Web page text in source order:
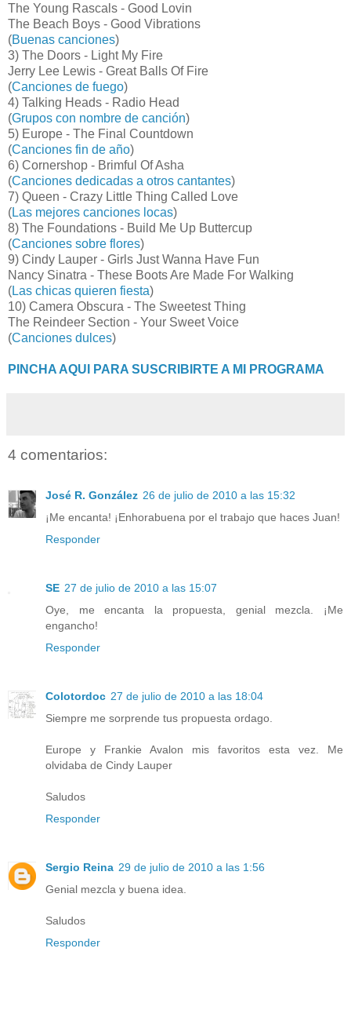
The Young Rascals - Good Lovin
The Beach Boys - Good Vibrations
(Buenas canciones)
3) The Doors - Light My Fire
Jerry Lee Lewis - Great Balls Of Fire
(Canciones de fuego)
4) Talking Heads - Radio Head
(Grupos con nombre de canción)
5) Europe - The Final Countdown
(Canciones fin de año)
6) Cornershop - Brimful Of Asha
(Canciones dedicadas a otros cantantes)
7) Queen - Crazy Little Thing Called Love
(Las mejores canciones locas)
8) The Foundations - Build Me Up Buttercup
(Canciones sobre flores)
9) Cindy Lauper - Girls Just Wanna Have Fun
Nancy Sinatra - These Boots Are Made For Walking
(Las chicas quieren fiesta)
10) Camera Obscura - The Sweetest Thing
The Reindeer Section - Your Sweet Voice
(Canciones dulces)
PINCHA AQUI PARA SUSCRIBIRTE A MI PROGRAMA
4 comentarios:
José R. González 26 de julio de 2010 a las 15:32
¡Me encanta! ¡Enhorabuena por el trabajo que haces Juan!
Responder
SE 27 de julio de 2010 a las 15:07
Oye, me encanta la propuesta, genial mezcla. ¡Me
engancho!
Responder
Colotordoc 27 de julio de 2010 a las 18:04
Siempre me sorprende tus propuesta ordago.
Europe y Frankie Avalon mis favoritos esta vez. Me
olvidaba de Cindy Lauper
Saludos
Responder
Sergio Reina 29 de julio de 2010 a las 1:56
Genial mezcla y buena idea.
Saludos
Responder